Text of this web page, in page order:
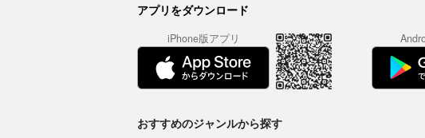
アプリをダウンロード
iPhone版アプリ
おすすめのジャンルから探す